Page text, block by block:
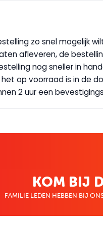
zo snel mogelijk
afleveren, de
nog sneller in
op voorraad is in de
2 uur een
KOM BIJ
FAMILIE LEDEN HEBBEN BIJ